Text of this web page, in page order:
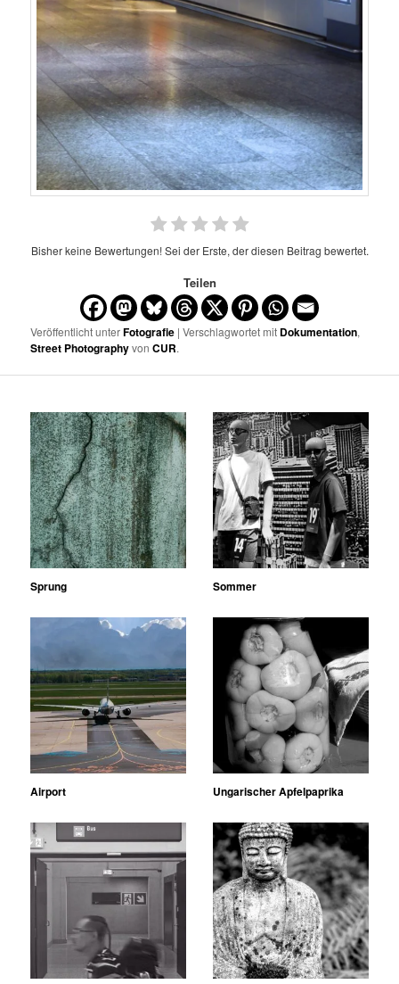
Bisher keine Bewertungen! Sei der Erste, der diesen Beitrag bewertet.
Teilen
Veröffentlicht unterFotografie | Verschlagwortet mit Dokumentation,
Street PhotographyvonCUR.
Sprung Sommer
Airport Ungarischer Apfelpaprika